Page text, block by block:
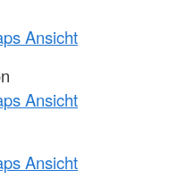
Ansicht
Ansicht
Ansicht